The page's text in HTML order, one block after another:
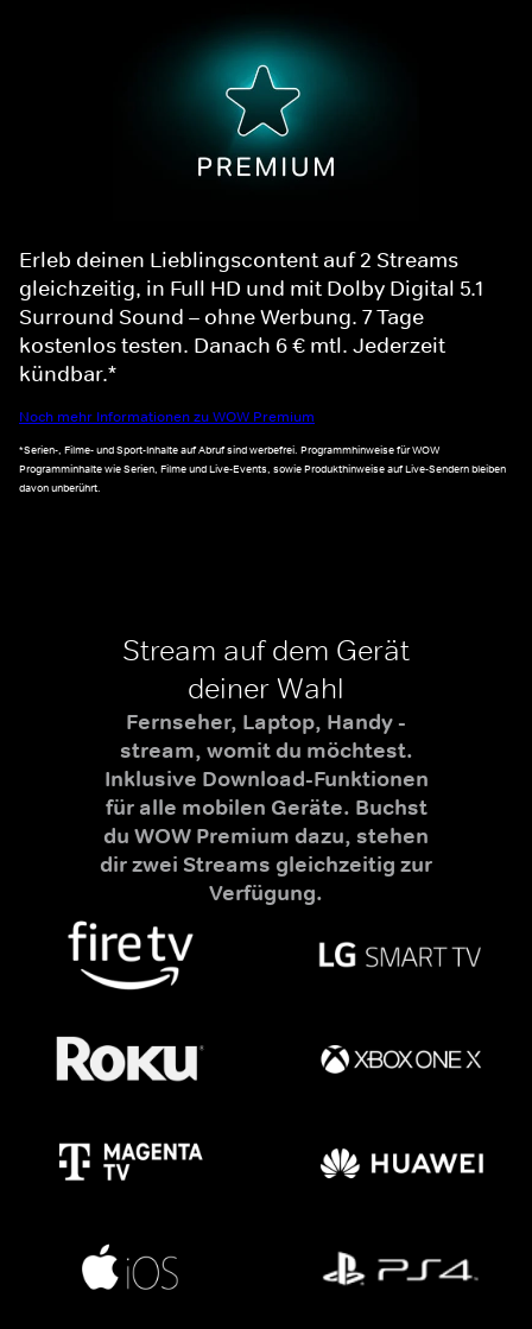
Erleb deinen Lieblingscontent auf 2 Streams
gleichzeitig, in Full HD und mit Dolby Digital 5.1
Surround Sound – ohne Werbung. 7 Tage
kostenlos testen. Danach 6 € mtl. Jederzeit
kündbar.*
Noch mehr Informationen zu WOW Premium
*Serien-, Filme- und Sport-Inhalte auf Abruf sind werbefrei. Programmhinweise für WOW
Programminhalte wie Serien, Filme und Live-Events, sowie Produkthinweise auf Live-Sendern bleiben
davon unberührt.
Stream auf dem Gerät
deiner Wahl
Fernseher, Laptop, Handy -
stream, womit du möchtest.
Inklusive Download-Funktionen
für alle mobilen Geräte. Buchst
du WOW Premium dazu, stehen
dir zwei Streams gleichzeitig zur
Verfügung.